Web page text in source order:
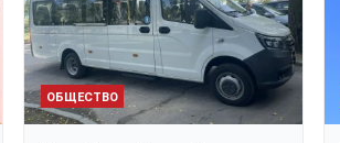
ОБЩЕСТВО